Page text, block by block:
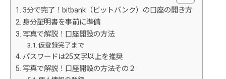
3分で完了！bitbank（ビットバンク）の口座の開き方
身分証明書を事前に準備
写真で解説！口座開設の方法
仮登録完了まで
パスワードは25文字以上を推奨
写真で解説！口座開設の方法その２